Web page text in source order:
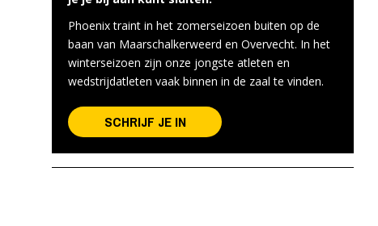
Phoenix traint in het zomerseizoen buiten op de
baan van Maarschalkerweerd en Overvecht. In het
winterseizoen zijn onze jongste atleten en
wedstrijdatleten vaak binnen in de zaal te vinden.
SCHRIJF JE IN